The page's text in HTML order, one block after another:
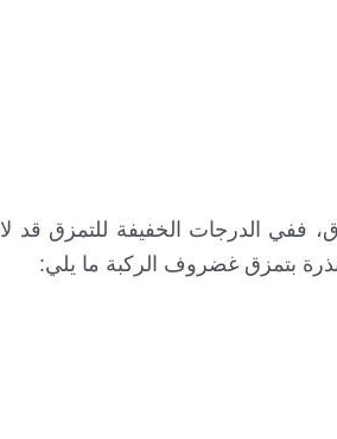
الدرجات الخفيفة للتمزق قد لا
بتمزق غضروف الركبة ما يلي: